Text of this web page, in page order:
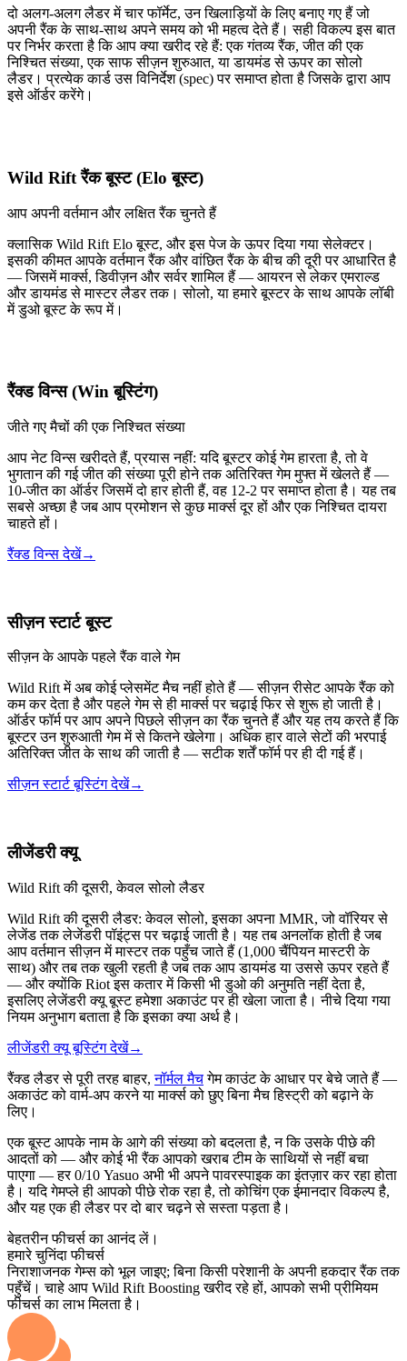
दो अलग-अलग लैडर में चार फॉर्मेट, उन खिलाड़ियों के लिए बनाए गए हैं जो
अपनी रैंक के साथ-साथ अपने समय को भी महत्व देते हैं। सही विकल्प इस बात
पर निर्भर करता है कि आप क्या खरीद रहे हैं: एक गंतव्य रैंक, जीत की एक
निश्चित संख्या, एक साफ सीज़न शुरुआत, या डायमंड से ऊपर का सोलो
लैडर। प्रत्येक कार्ड उस विनिर्देश (spec) पर समाप्त होता है जिसके द्वारा आप
इसे ऑर्डर करेंगे।
Wild Rift रैंक बूस्ट (Elo बूस्ट)
आप अपनी वर्तमान और लक्षित रैंक चुनते हैं
क्लासिक Wild Rift Elo बूस्ट, और इस पेज के ऊपर दिया गया सेलेक्टर।
इसकी कीमत आपके वर्तमान रैंक और वांछित रैंक के बीच की दूरी पर आधारित है
— जिसमें मार्क्स, डिवीज़न और सर्वर शामिल हैं — आयरन से लेकर एमराल्ड
और डायमंड से मास्टर लैडर तक। सोलो, या हमारे बूस्टर के साथ आपके लॉबी
में डुओ बूस्ट के रूप में।
रैंक्ड विन्स (Win बूस्टिंग)
जीते गए मैचों की एक निश्चित संख्या
आप नेट विन्स खरीदते हैं, प्रयास नहीं: यदि बूस्टर कोई गेम हारता है, तो वे
भुगतान की गई जीत की संख्या पूरी होने तक अतिरिक्त गेम मुफ्त में खेलते हैं —
10-जीत का ऑर्डर जिसमें दो हार होती हैं, वह 12-2 पर समाप्त होता है। यह तब
सबसे अच्छा है जब आप प्रमोशन से कुछ मार्क्स दूर हों और एक निश्चित दायरा
चाहते हों।
रैंक्ड विन्स देखें→
सीज़न स्टार्ट बूस्ट
सीज़न के आपके पहले रैंक वाले गेम
Wild Rift में अब कोई प्लेसमेंट मैच नहीं होते हैं — सीज़न रीसेट आपके रैंक को
कम कर देता है और पहले गेम से ही मार्क्स पर चढ़ाई फिर से शुरू हो जाती है।
ऑर्डर फॉर्म पर आप अपने पिछले सीज़न का रैंक चुनते हैं और यह तय करते हैं कि
बूस्टर उन शुरुआती गेम में से कितने खेलेगा। अधिक हार वाले सेटों की भरपाई
अतिरिक्त जीत के साथ की जाती है — सटीक शर्तें फॉर्म पर ही दी गई हैं।
सीज़न स्टार्ट बूस्टिंग देखें→
लीजेंडरी क्यू
Wild Rift की दूसरी, केवल सोलो लैडर
Wild Rift की दूसरी लैडर: केवल सोलो, इसका अपना MMR, जो वॉरियर से
लेजेंड तक लेजेंडरी पॉइंट्स पर चढ़ाई जाती है। यह तब अनलॉक होती है जब
आप वर्तमान सीज़न में मास्टर तक पहुँच जाते हैं (1,000 चैंपियन मास्टरी के
साथ) और तब तक खुली रहती है जब तक आप डायमंड या उससे ऊपर रहते हैं
— और क्योंकि Riot इस कतार में किसी भी डुओ की अनुमति नहीं देता है,
इसलिए लेजेंडरी क्यू बूस्ट हमेशा अकाउंट पर ही खेला जाता है। नीचे दिया गया
नियम अनुभाग बताता है कि इसका क्या अर्थ है।
लीजेंडरी क्यू बूस्टिंग देखें→
रैंक्ड लैडर से पूरी तरह बाहर,नॉर्मल मैचगेम काउंट के आधार पर बेचे जाते हैं —
अकाउंट को वार्म-अप करने या मार्क्स को छुए बिना मैच हिस्ट्री को बढ़ाने के
लिए।
एक बूस्ट आपके नाम के आगे की संख्या को बदलता है, न कि उसके पीछे की
आदतों को — और कोई भी रैंक आपको खराब टीम के साथियों से नहीं बचा
पाएगा — हर 0/10 Yasuo अभी भी अपने पावरस्पाइक का इंतज़ार कर रहा होता
है। यदि गेमप्ले ही आपको पीछे रोक रहा है, तो कोचिंग एक ईमानदार विकल्प है,
और यह एक ही लैडर पर दो बार चढ़ने से सस्ता पड़ता है।
बेहतरीन फीचर्स का आनंद लें।
हमारे चुनिंदा फीचर्स
निराशाजनक गेम्स को भूल जाइए; बिना किसी परेशानी के अपनी हकदार रैंक तक
पहुँचें। चाहे आप Wild Rift Boosting खरीद रहे हों, आपको सभी प्रीमियम
फीचर्स का लाभ मिलता है।